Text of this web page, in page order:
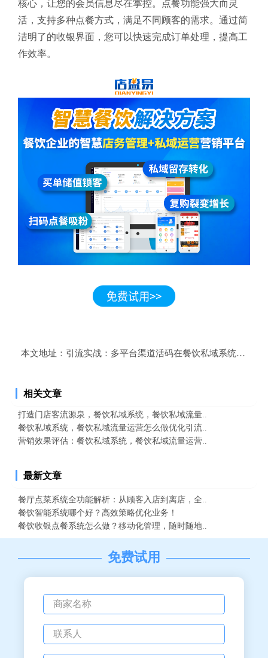
核心，让您的会员信息尽在掌控。点餐功能强大而灵
活，支持多种点餐方式，满足不同顾客的需求。通过简
洁明了的收银界面，您可以快速完成订单处理，提高工
作效率。
本文地址： 引流实战：多平台渠道活码在餐饮私域系统，餐
相关文章
打造门店客流源泉，餐饮私域系统，餐饮私域流量..
餐饮私域系统，餐饮私域流量运营怎么做优化引流..
营销效果评估：餐饮私域系统，餐饮私域流量运营..
最新文章
餐厅点菜系统全功能解析：从顾客入店到离店，全..
餐饮智能系统哪个好？高效策略优化业务！
餐饮收银点餐系统怎么做？移动化管理，随时随地..
免费试用